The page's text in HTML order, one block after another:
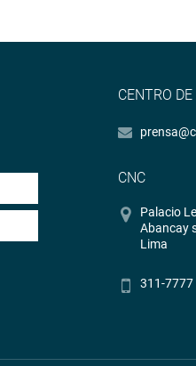
CENTRO
CNC
Palacio
Abancay
Lima
311-7777